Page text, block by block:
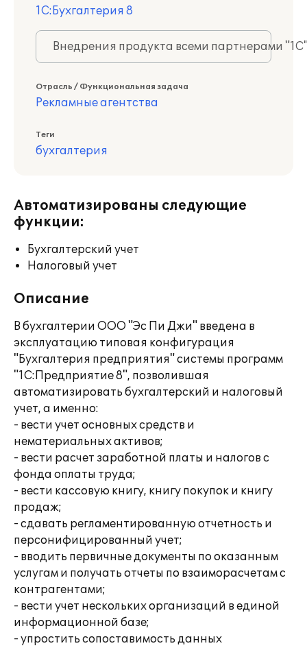
1С:Бухгалтерия 8
Внедрения продукта всеми партнерами
Отрасль / Функциональная задача
Рекламные агентства
Теги
бухгалтерия
Автоматизированы следующие
функции:
Бухгалтерский учет
Налоговый учет
Описание
В бухгалтерии ООО "Эс Пи Джи" введена в
эксплуатацию типовая конфигурация
"Бухгалтерия предприятия" системы программ
"1С:Предприятие 8", позволившая
автоматизировать бухгалтерский и налоговый
учет, а именно:
- вести учет основных средств и
нематериальных активов;
- вести расчет заработной платы и налогов с
фонда оплаты труда;
- вести кассовую книгу, книгу покупок и книгу
продаж;
- сдавать регламентированную отчетность и
персонифицированный учет;
- вводить первичные документы по оказанным
услугам и получать отчеты по взаиморасчетам с
контрагентами;
- вести учет нескольких организаций в единой
информационной базе;
- упростить сопоставимость данных